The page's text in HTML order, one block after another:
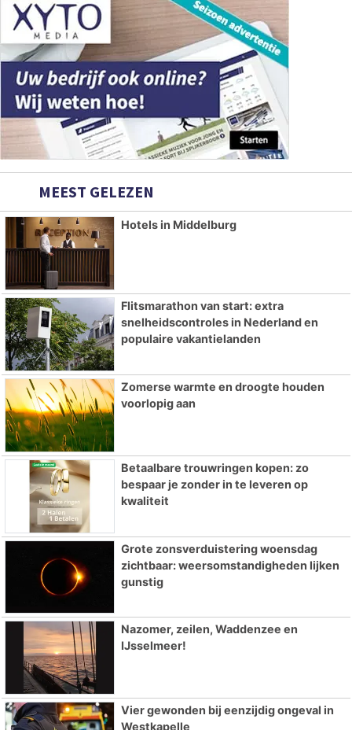
MEEST GELEZEN
Hotels in Middelburg
Flitsmarathon van start: extra
snelheidscontroles in Nederland en
populaire vakantielanden
Zomerse warmte en droogte houden
voorlopig aan
Betaalbare trouwringen kopen: zo
bespaar je zonder in te leveren op
kwaliteit
Grote zonsverduistering woensdag
zichtbaar: weersomstandigheden lijken
gunstig
Nazomer, zeilen, Waddenzee en
IJsselmeer!
Vier gewonden bij eenzijdig ongeval in
Westkapelle